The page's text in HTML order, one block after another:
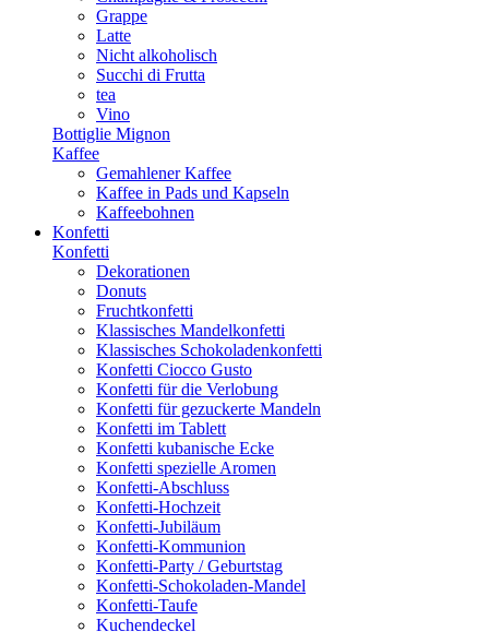
Grappe
Latte
Nicht alkoholisch
Succhi di Frutta
tea
Vino
Bottiglie Mignon
Kaffee
Gemahlener Kaffee
Kaffee in Pads und Kapseln
Kaffeebohnen
Konfetti
Konfetti
Dekorationen
Donuts
Fruchtkonfetti
Klassisches Mandelkonfetti
Klassisches Schokoladenkonfetti
Konfetti Ciocco Gusto
Konfetti für die Verlobung
Konfetti für gezuckerte Mandeln
Konfetti im Tablett
Konfetti kubanische Ecke
Konfetti spezielle Aromen
Konfetti-Abschluss
Konfetti-Hochzeit
Konfetti-Jubiläum
Konfetti-Kommunion
Konfetti-Party / Geburtstag
Konfetti-Schokoladen-Mandel
Konfetti-Taufe
Kuchendeckel